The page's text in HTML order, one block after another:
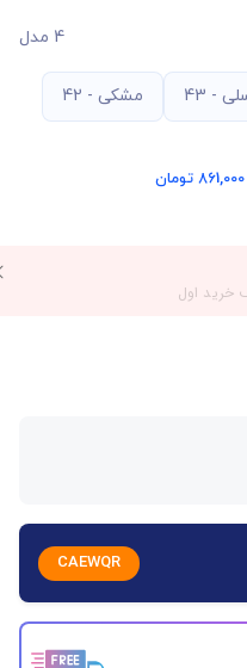
4 مدل
- 43 مشکی - 42
CAEWQR